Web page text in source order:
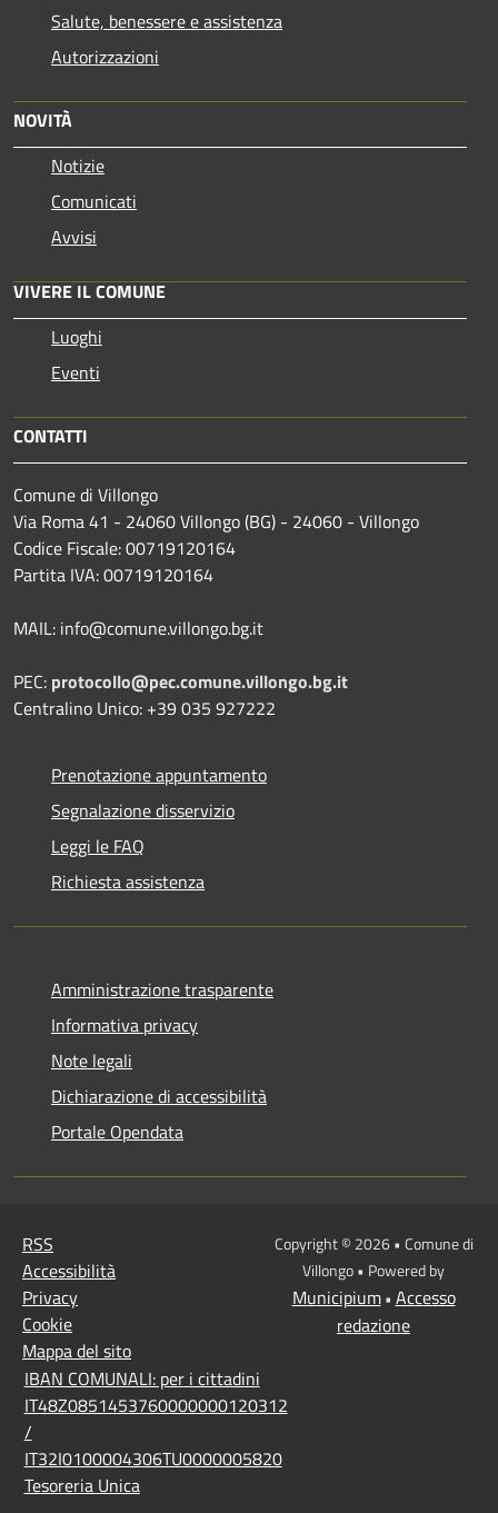
Salute, benessere e assistenza
Autorizzazioni
NOVITÀ
Notizie
Comunicati
Avvisi
VIVERE IL COMUNE
Luoghi
Eventi
CONTATTI
Comune di Villongo
Via Roma 41 - 24060 Villongo (BG) - 24060 - Villongo
Codice Fiscale: 00719120164
Partita IVA: 00719120164
MAIL: info@comune.villongo.bg.it
PEC: protocollo@pec.comune.villongo.bg.it
Centralino Unico: +39 035 927222
Prenotazione appuntamento
Segnalazione disservizio
Leggi le FAQ
Richiesta assistenza
Amministrazione trasparente
Informativa privacy
Note legali
Dichiarazione di accessibilità
Portale Opendata
RSS
Accessibilità
Privacy
Cookie
Mappa del sito
IBAN COMUNALI: per i cittadini
IT48Z0851453760000000120312
/
IT32I0100004306TU0000005820
Tesoreria Unica
Copyright © 2026 • Comune di
Villongo • Powered by
Municipium• Accesso
redazione